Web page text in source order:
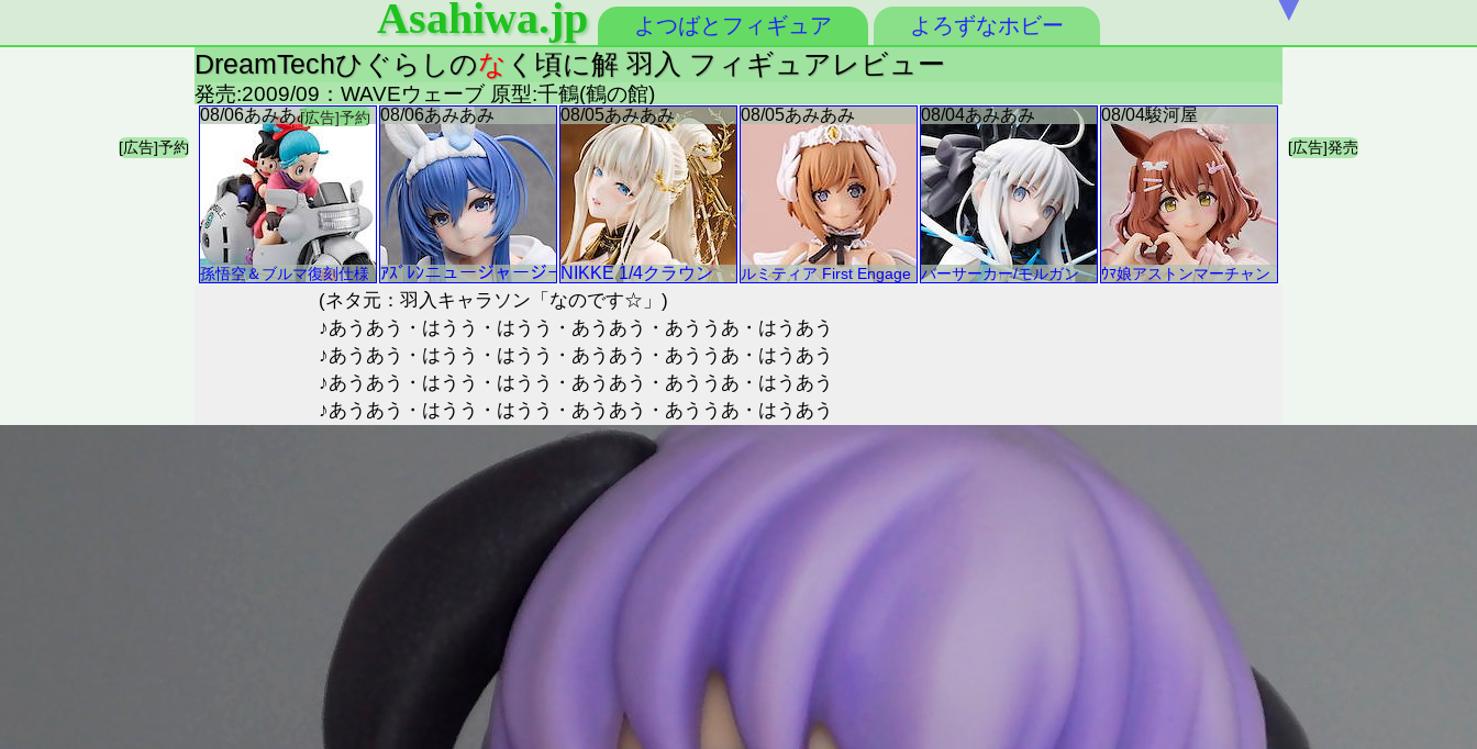
Asahiwa.jp よつばとフィギュア よろずなホビー
DreamTechひぐらしのな く頃に解 羽入 フィギュアレビュー
発売:2009/09：WAVEウェーブ 原型:千鶴(鶴の館)
(ネタ元：羽入キャラソン「なのです☆」)
♪あうあう・はうう・はうう・あうあう・あううあ・はうあう
♪あうあう・はうう・はうう・あうあう・あううあ・はうあう
♪あうあう・はうう・はうう・あうあう・あううあ・はうあう
♪あうあう・はうう・はうう・あうあう・あううあ・はうあう
▼